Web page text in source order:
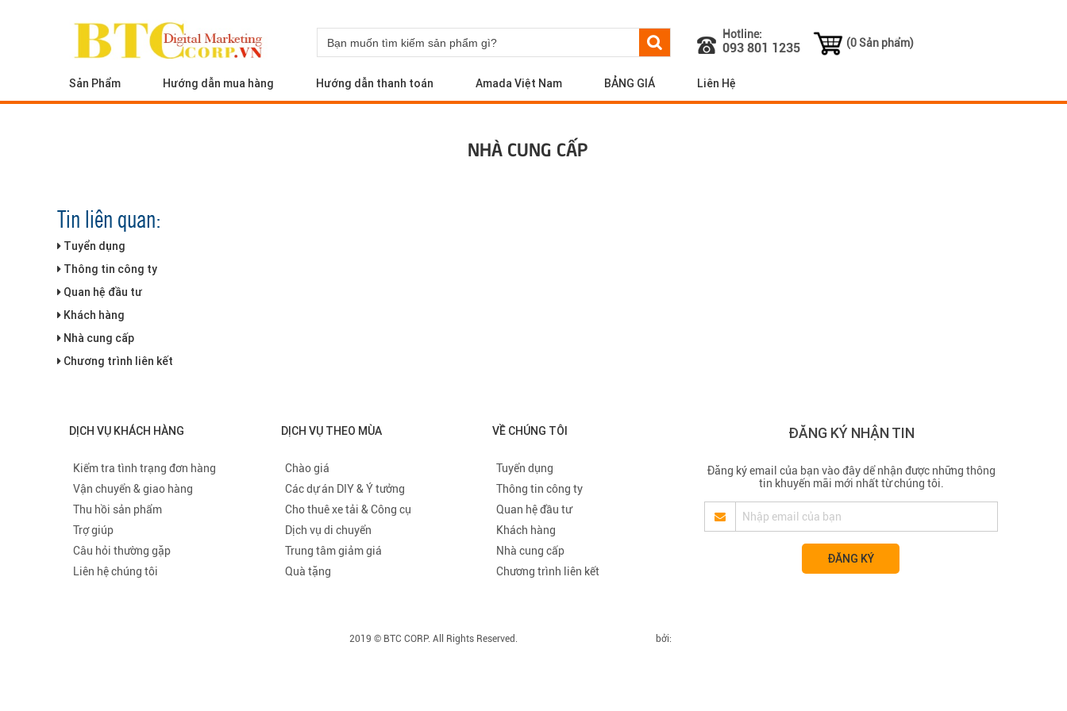
Hotline:
093 801 1235 (0 Sản phẩm)
Sản Phẩm Hướng dẫn mua hàng Hướng dẫn thanh toán Amada Việt Nam BẢNG GIÁ Liên Hệ
NHÀ CUNG CẤP
Tin liên quan:
Tuyển dụng
Thông tin công ty
Quan hệ đầu tư
Khách hàng
Nhà cung cấp
Chương trình liên kết
DỊCH VỤ KHÁCH HÀNG
Kiểm tra tình trạng đơn hàng
Vận chuyển & giao hàng
Thu hồi sản phẩm
Trợ giúp
Câu hỏi thường gặp
Liên hệ chúng tôi
DỊCH VỤ THEO MÙA
Chào giá
Các dự án DIY & Ý tưởng
Cho thuê xe tải & Công cụ
Dịch vụ di chuyển
Trung tâm giảm giá
Quà tặng
VỀ CHÚNG TÔI
Tuyển dụng
Thông tin công ty
Quan hệ đầu tư
Khách hàng
Nhà cung cấp
Chương trình liên kết
ĐĂNG KÝ NHẬN TIN
Đăng ký email của bạn vào đây dể nhận được những thông
tin khuyến mãi mới nhất từ chúng tôi.
ĐĂNG KÝ
2019 © BTC CORP. All Rights Reserved. bởi: